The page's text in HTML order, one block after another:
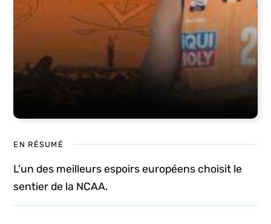
EN RÉSUMÉ
L'un des meilleurs espoirs européens choisit le
sentier de la NCAA.